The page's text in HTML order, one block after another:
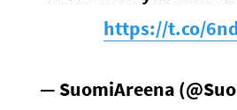
https://t.co/
— SuomiAreena